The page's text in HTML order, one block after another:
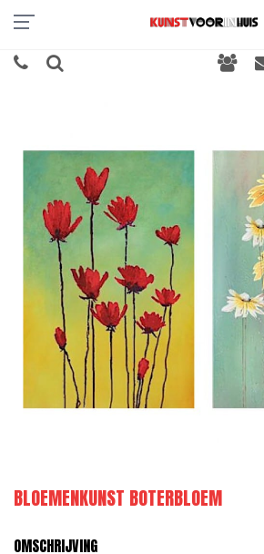
BLOEMENKUNST BOTERBLOEM
OMSCHRIJVING